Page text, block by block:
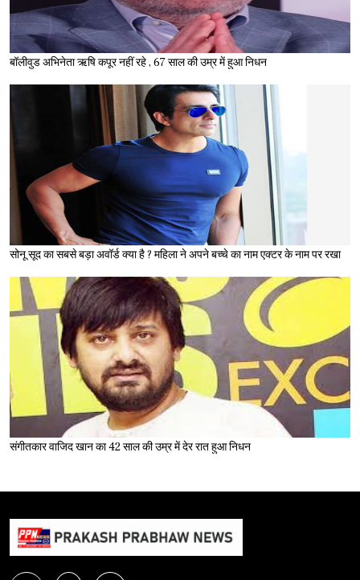
बॉलीवुड अभिनेता ऋषि कपूर नहीं रहे , 67 साल की उम्र में हुआ निधन
सोनू सूद का सबसे बड़ा अवॉर्ड क्या है ? महिला ने अपने बच्चे का नाम एक्टर के नाम पर रखा
संगीतकार वाजिद खान का 42 साल की उम्र में देर रात हुआ निधन